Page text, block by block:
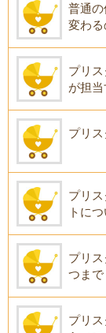
普通
変わ
プリ
が担当
プリ
プリ
トに
プリ
つまで
プリ